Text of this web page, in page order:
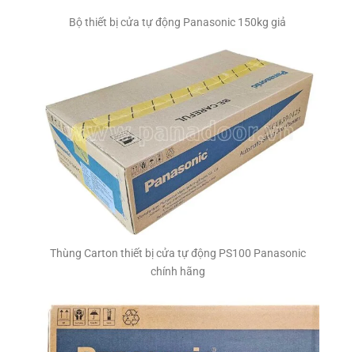
Bộ thiết bị cửa tự động Panasonic 150kg giả
Thùng Carton thiết bị cửa tự động PS100 Panasonic
chính hãng